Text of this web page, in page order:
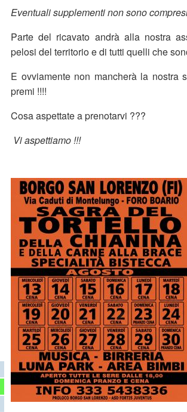
Eventuali supplementi non sono
Parte del ricavato andrà alla nostra
pelosi del territorio e di tutti
E ovviamente non mancherà la nostra
premi !!!!
Cosa aspettate a prenotarvi ???
Vi aspettiamo !!!